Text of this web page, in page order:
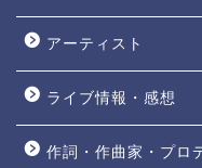
アーティスト
ライブ情報・感想
作詞・作曲家・プロ